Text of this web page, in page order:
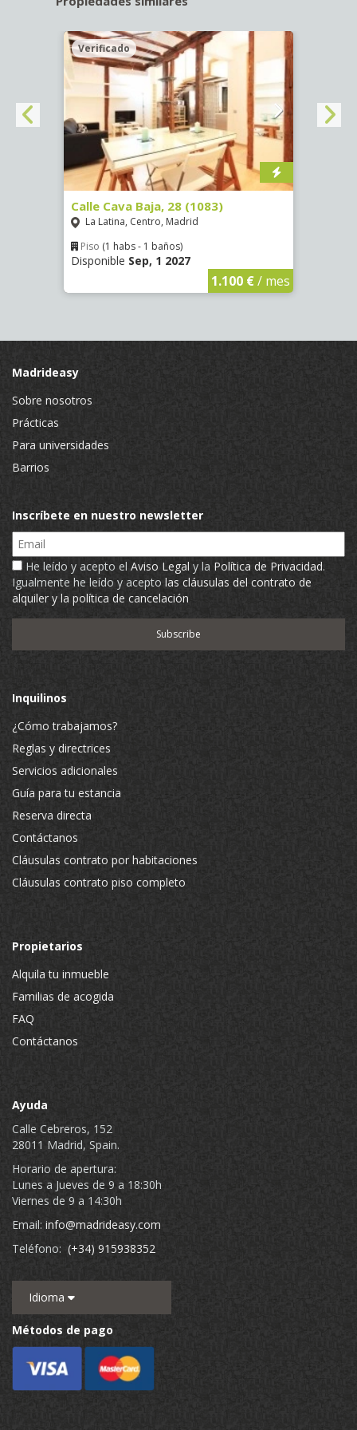
Verificado
Calle Cava Baja, 28 (1083)
La Latina, Centro, Madrid
Piso (1 habs - 1 baños)
Disponible Sep, 1 2027
1.100 €/ mes
Madrideasy
Sobre nosotros
Prácticas
Para universidades
Barrios
Inscríbete en nuestro newsletter
Email
He leído y acepto el Aviso Legal y la Política de Privacidad.
Igualmente he leído y acepto las cláusulas del contrato de
alquiler y la política de cancelación
Inquilinos
¿Cómo trabajamos?
Reglas y directrices
Servicios adicionales
Guía para tu estancia
Reserva directa
Contáctanos
Cláusulas contrato por habitaciones
Cláusulas contrato piso completo
Propietarios
Alquila tu inmueble
Familias de acogida
FAQ
Contáctanos
Ayuda
Calle Cebreros, 152
28011 Madrid, Spain.
Horario de apertura:
Lunes a Jueves de 9 a 18:30h
Viernes de 9 a 14:30h
Email: info@madrideasy.com
Teléfono: (+34) 915938352
Idioma
Métodos de pago